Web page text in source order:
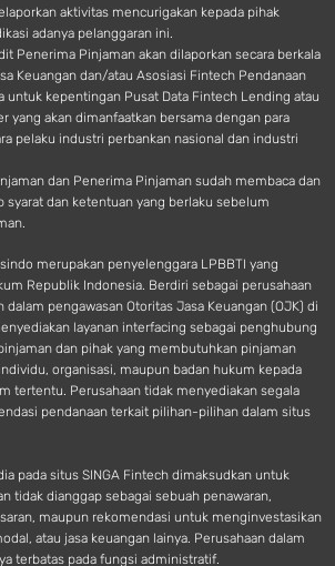
aktivitas mencurigakan kepada pihak
adanya pelanggaran ini.
Penerima Pinjaman akan dilaporkan secara berkala
Keuangan dan/atau Asosiasi Fintech Pendanaan
untuk kepentingan Pusat Data Fintech Lending atau
yang akan dimanfaatkan bersama dengan para
pelaku industri perbankan nasional dan industri
dan Penerima Pinjaman sudah membaca dan
syarat dan ketentuan yang berlaku sebelum
merupakan penyelenggara LPBBTI yang
Republik Indonesia. Berdiri sebagai perusahaan
pengawasan Otoritas Jasa Keuangan (OJK) di
layanan interfacing sebagai penghubung
dan pihak yang membutuhkan pinjaman
organisasi, maupun badan hukum kepada
tertentu. Perusahaan tidak menyediakan segala
pendanaan terkait pilihan-pilihan dalam situs
pada situs SINGA Fintech dimaksudkan untuk
tidak dianggap sebagai sebuah penawaran,
maupun rekomendasi untuk menginvestasikan
atau jasa keuangan lainya. Perusahaan dalam
terbatas pada fungsi administratif.